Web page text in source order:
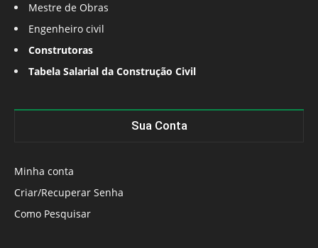
Mestre de Obras
Engenheiro civil
Construtoras
Tabela Salarial da Construção Civil
Sua Conta
Minha conta
Criar/Recuperar Senha
Como Pesquisar